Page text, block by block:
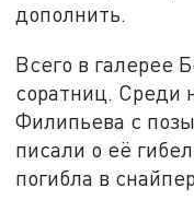
дополнить.
Всего в галерее
соратниц. Среди
Филипьева с
писали о её
погибла в